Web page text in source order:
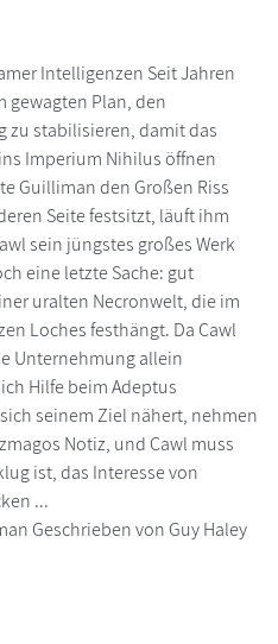
Intelligenzen Seit Jahren
gewagten Plan, den
zu stabilisieren, damit das
Imperium Nihilus öffnen
Guilliman den Großen Riss
Seite festsitzt, läuft ihm
sein jüngstes großes Werk
eine letzte Sache: gut
uralten Necronwelt, die im
Loches festhängt. Da Cawl
Unternehmung allein
Hilfe beim Adeptus
seinem Ziel nähert, nehmen
Notiz, und Cawl muss
ist, das Interesse von
...
Geschrieben von Guy Haley